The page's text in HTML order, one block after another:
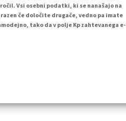
Vsi osebni podatki, ki se nanašajo na
če določite drugače, vedno pa imate
tako da v polje Kp zahtevanega e-